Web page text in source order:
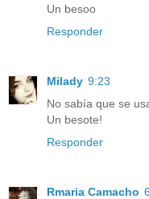
Un besoo
Responder
Milady 9:23
No sabía que se
Un besote!
Responder
Rmaria Camacho